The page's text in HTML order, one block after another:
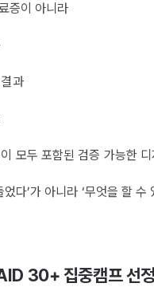
증이 아니라
과
모두 포함된 검증 가능한
었다’가 아니라 ‘무엇을 할 수
30+ 집중캠프 선